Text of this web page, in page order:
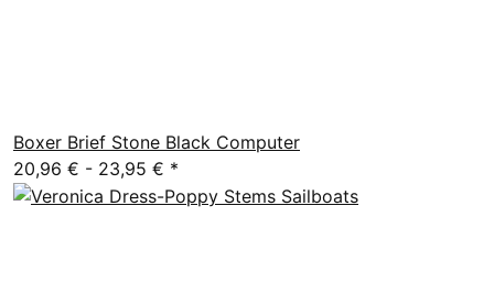
Boxer Brief Stone Black Computer
20,96 € - 23,95 € *